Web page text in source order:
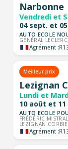
Narbonne
Vendredi et
04 sept. et
AUTO ECOLE
GÉNÉRAL
Agrément :
Meilleur prix
Lezignan
Lundi et
10 août et 11
AUTO ECOLE
FRÉDÉRIC
LEZIGNAN
Agrément :